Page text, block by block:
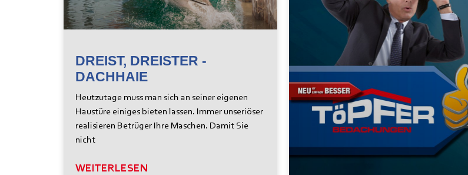
DREIST, DREISTER -
DACHHAIE
Heutzutage muss man sich an seiner eigenen
Haustüre einiges bieten lassen. Immer unseriöser
realisieren Betrüger Ihre Maschen. Damit Sie
nicht
WEITERLESEN